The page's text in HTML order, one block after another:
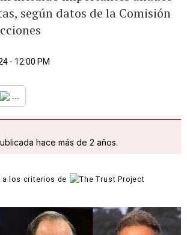
según datos de la Comisión
- 12:00 PM
...
hace más de 2 años.
a los criterios de